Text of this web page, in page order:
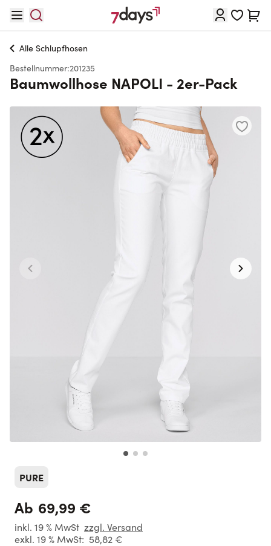
Alle Schlupfhosen
Bestellnummer:201235
Baumwollhose NAPOLI - 2er-Pack
PURE
Ab 69,99 €
inkl. 19 % MwSt zzgl. Versand
exkl. 19 % MwSt: 58,82 €